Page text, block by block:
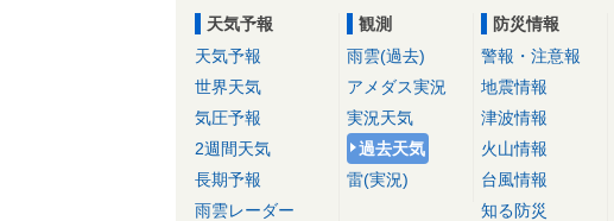
天気予報
天気予報
世界天気
気圧予報
2週間天気
長期予報
雨雲レーダー
観測
雨雲(過去)
アメダス実況
実況天気
過去天気
雷(実況)
防災情報
警報・注意報
地震情報
津波情報
火山情報
台風情報
知る防災